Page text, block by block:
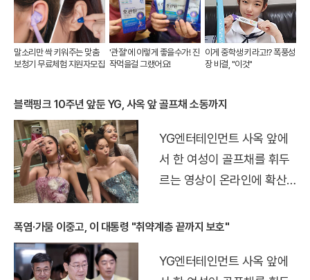
말소리만 싹 키워주는 맞춤
보청기 무료체험 지원자모집
'관절'에 이렇게 좋을수가! 진
작먹을걸 그랬어요!
이게 중학생 키라고!? 폭풍성
장 비결, "이것"
블랙핑크 10주년 앞둔 YG, 사옥 앞 골프채 소동까지
YG엔터테인먼트 사옥 앞에
서 한 여성이 골프채를 휘두
르는 영상이 온라인에 확산
블랙핑크 데뷔 10주년 기념
일이라 팬들 사이의 ..
폭염·가뭄 이중고, 이 대통령 "취약계층 끝까지 보호"
YG엔터테인먼트 사옥 앞에